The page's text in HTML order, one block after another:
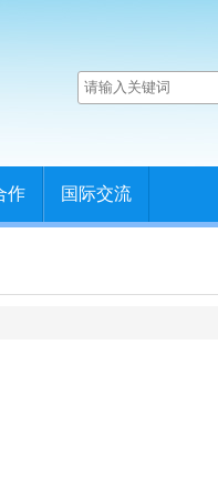
作 国际交流